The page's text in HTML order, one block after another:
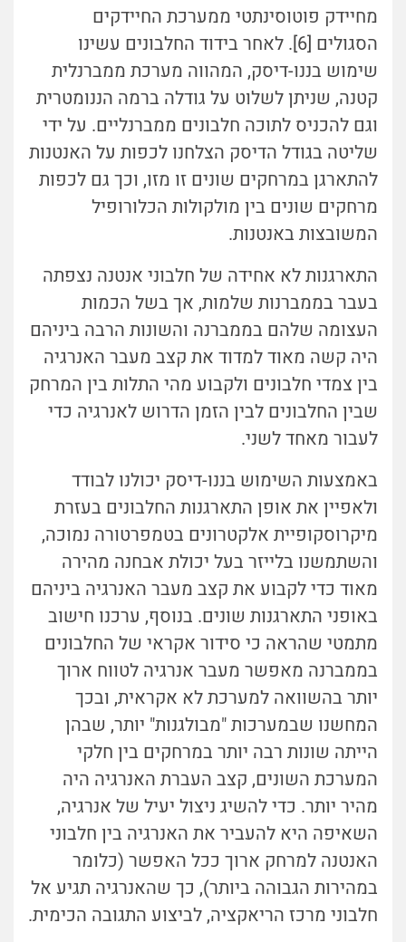
מחיידק פוטוסינתטי ממערכת החיידקים
הסגולים [6]. לאחר בידוד החלבונים עשינו
שימוש בננו-דיסק, המהווה מערכת ממברנלית
קטנה, שניתן לשלוט על גודלה ברמה הננומטרית
וגם להכניס לתוכה חלבונים ממברנליים. על ידי
שליטה בגודל הדיסק הצלחנו לכפות על האנטנות
להתארגן במרחקים שונים זו מזו, וכך גם לכפות
מרחקים שונים בין מולקולות הכלורופיל
המשובצות באנטנות.
התארגנות לא אחידה של חלבוני אנטנה נצפתה
בעבר בממברנות שלמות, אך בשל הכמות
העצומה שלהם בממברנה והשונות הרבה ביניהם
היה קשה מאוד למדוד את קצב מעבר האנרגיה
בין צמדי חלבונים ולקבוע מהי התלות בין המרחק
שבין החלבונים לבין הזמן הדרוש לאנרגיה כדי
לעבור מאחד לשני.
באמצעות השימוש בננו-דיסק יכולנו לבודד
ולאפיין את אופן התארגנות החלבונים בעזרת
מיקרוסקופיית אלקטרונים בטמפרטורה נמוכה,
והשתמשנו בלייזר בעל יכולת אבחנה מהירה
מאוד כדי לקבוע את קצב מעבר האנרגיה ביניהם
באופני התארגנות שונים. בנוסף, ערכנו חישוב
מתמטי שהראה כי סידור אקראי של החלבונים
בממברנה מאפשר מעבר אנרגיה לטווח ארוך
יותר בהשוואה למערכת לא אקראית, ובכך
המחשנו שבמערכות "מבולגנות" יותר, שבהן
הייתה שונות רבה יותר במרחקים בין חלקי
המערכת השונים, קצב העברת האנרגיה היה
מהיר יותר. כדי להשיג ניצול יעיל של אנרגיה,
השאיפה היא להעביר את האנרגיה בין חלבוני
האנטנה למרחק ארוך ככל האפשר (כלומר
במהירות הגבוהה ביותר), כך שהאנרגיה תגיע אל
חלבוני מרכז הריאקציה, לביצוע התגובה הכימית.